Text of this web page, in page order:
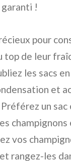
!
pour
top de leur
les sacs
et
un sac
champignons
vos
rangez-les